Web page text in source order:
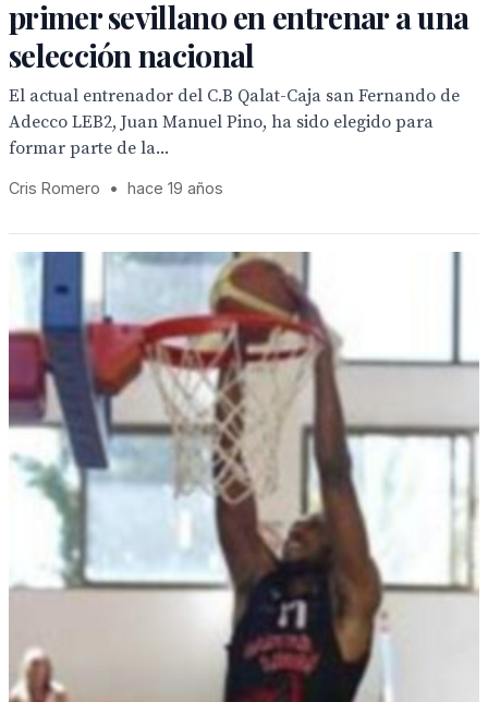
primer sevillano en entrenar a una
selección nacional
El actual entrenador del C.B Qalat-Caja san Fernando de
Adecco LEB2, Juan Manuel Pino, ha sido elegido para
formar parte de la...
Cris Romero • hace 19 años